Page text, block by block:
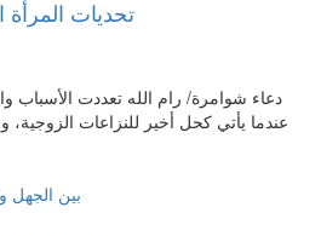
تحديات المرأة
دعاء شوامرة/ رام الله تعددت الأسباب
عندما يأتي كحل أخير للنزاعات